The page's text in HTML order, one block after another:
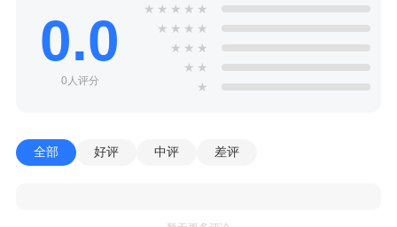
0.0
0人评分
★ ★ ★ ★ ★
★ ★ ★ ★
★ ★ ★
★ ★
★
全部 好评 中评 差评